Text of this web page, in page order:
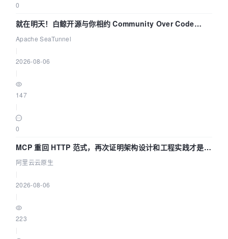
0
就在明天！白鲸开源与你相约 Community Over Code
Asia 2026 主题演讲！
Apache SeaTunnel
2026-08-06
147
0
MCP 重回 HTTP 范式，再次证明架构设计和工程实践才是稀
缺资源
阿里云云原生
2026-08-06
223